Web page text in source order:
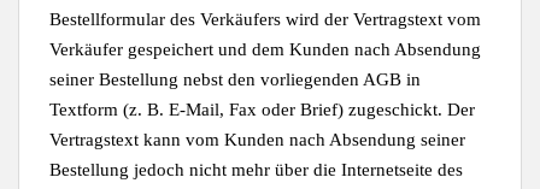
Bestellformular des Verkäufers wird der Vertragstext vom
Verkäufer gespeichert und dem Kunden nach Absendung
seiner Bestellung nebst den vorliegenden AGB in
Textform (z. B. E-Mail, Fax oder Brief) zugeschickt. Der
Vertragstext kann vom Kunden nach Absendung seiner
Bestellung jedoch nicht mehr über die Internetseite des